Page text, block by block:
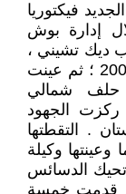
فيكتوريا
إدارة بوش
ديك تشيني ،
نائب الرئيس بوش ، خلال الفترة 2003-2005 ؛ ثم عينت
حلف شمالي
2008و2011، حيث ركزت الجهود
. التقطتها
وعينتها وكيلة
الدسائس
ثم قدمت خمسة